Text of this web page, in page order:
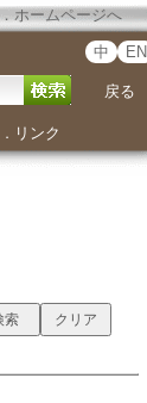
． ホームページへ
中 EN
戻る
． リンク